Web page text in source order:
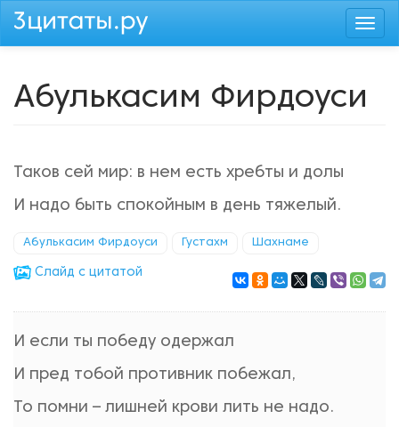
Перейти
Абулькасим Фирдоуси
Таков сей мир: в нем есть хребты и долы
И надо быть спокойным в день тяжелый.
Абулькасим Фирдоуси Густахм Шахнаме
Cлайд с цитатой
И если ты победу одержал
И пред тобой противник побежал,
То помни – лишней крови лить не надо.